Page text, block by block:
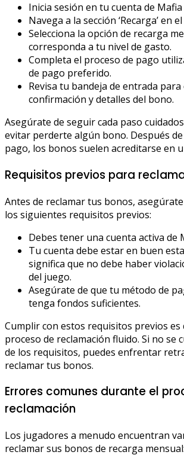
Inicia sesión en tu cuenta de Mafia
Navega a la sección ‘Recarga’ en
Selecciona la opción de recarga
corresponda a tu nivel de gasto.
Completa el proceso de pago
de pago preferido.
Revisa tu bandeja de entrada
confirmación y detalles del bono.
Asegúrate de seguir cada paso
evitar perderte algún bono. Después
pago, los bonos suelen acreditarse en
Requisitos previos para
Antes de reclamar tus bonos,
los siguientes requisitos previos:
Debes tener una cuenta activa de
Tu cuenta debe estar en buen
significa que no debe haber
del juego.
Asegúrate de que tu método de
tenga fondos suficientes.
Cumplir con estos requisitos previos es
proceso de reclamación fluido. Si no se
de los requisitos, puedes enfrentar
reclamar tus bonos.
Errores comunes durante el
reclamación
Los jugadores a menudo encuentran
reclamar sus bonos de recarga mensual: